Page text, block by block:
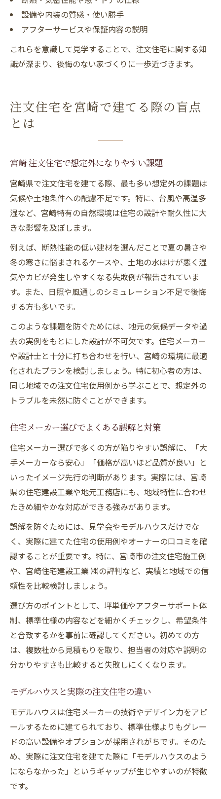
設備や内装の質感・使い勝手
アフターサービスや保証内容の説明
これらを意識して見学することで、注文住宅に関する知
識が深まり、後悔のない家づくりに一歩近づきます。
注文住宅を宮崎で建てる際の盲点
とは
宮崎 注文住宅で想定外になりやすい課題
宮崎県で注文住宅を建てる際、最も多い想定外の課題は
気候や土地条件への配慮不足です。特に、台風や高温多
湿など、宮崎特有の自然環境は住宅の設計や耐久性に大
きな影響を及ぼします。
例えば、断熱性能の低い建材を選んだことで夏の暑さや
冬の寒さに悩まされるケースや、土地の水はけが悪く湿
気やカビが発生しやすくなる失敗例が報告されていま
す。また、日照や風通しのシミュレーション不足で後悔
する方も多いです。
このような課題を防ぐためには、地元の気候データや過
去の実例をもとにした設計が不可欠です。住宅メーカー
や設計士と十分に打ち合わせを行い、宮崎の環境に最適
化されたプランを検討しましょう。特に初心者の方は、
同じ地域での注文住宅使用例から学ぶことで、想定外の
トラブルを未然に防ぐことができます。
住宅メーカー選びでよくある誤解と対策
住宅メーカー選びで多くの方が陥りやすい誤解に、「大
手メーカーなら安心」「価格が高いほど品質が良い」と
いったイメージ先行の判断があります。実際には、宮崎
県の住宅建設工業や地元工務店にも、地域特性に合わせ
たきめ細やかな対応ができる強みがあります。
誤解を防ぐためには、見学会やモデルハウスだけでな
く、実際に建てた住宅の使用例やオーナーの口コミを確
認することが重要です。特に、宮崎市の注文住宅施工例
や、宮崎住宅建設工業 ㈱の評判など、実績と地域での信
頼性を比較検討しましょう。
選び方のポイントとして、坪単価やアフターサポート体
制、標準仕様の内容などを細かくチェックし、希望条件
と合致するかを事前に確認してください。初めての方
は、複数社から見積もりを取り、担当者の対応や説明の
分かりやすさも比較すると失敗しにくくなります。
モデルハウスと実際の注文住宅の違い
モデルハウスは住宅メーカーの技術やデザイン力をアピ
ールするために建てられており、標準仕様よりもグレー
ドの高い設備やオプションが採用されがちです。そのた
め、実際に注文住宅を建てた際に「モデルハウスのよう
にならなかった」というギャップが生じやすいのが特徴
です。